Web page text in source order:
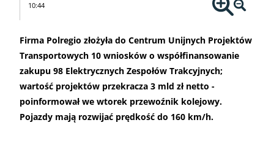
10:44
Firma Polregio złożyła do Centrum Unijnych Projektów
Transportowych 10 wniosków o współfinansowanie
zakupu 98 Elektrycznych Zespołów Trakcyjnych;
wartość projektów przekracza 3 mld zł netto -
poinformował we wtorek przewoźnik kolejowy.
Pojazdy mają rozwijać prędkość do 160 km/h.